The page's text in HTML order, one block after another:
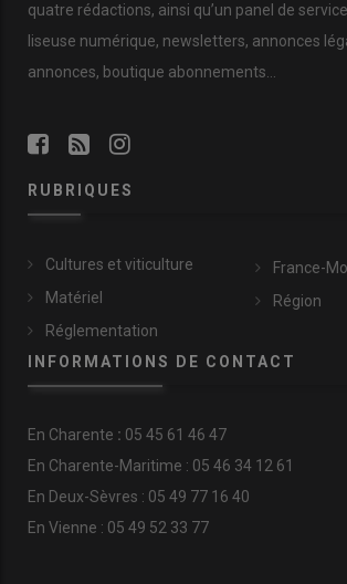
quatre rédactions, ainsi qu’un panel de
liseuse numérique, newsletters, annonces
annonces, boutique abonnements…
RUBRIQUES
Cultures et viticulture
Matériel
Réglementation
France-
Région
INFORMATIONS DE CONTACT
En Charente : 05 45 61 46 47
En Charente-Maritime : 05 46 34 12 61
En Deux-Sèvres : 05 49 77 16 40
En Vienne : 05 49 52 33 77